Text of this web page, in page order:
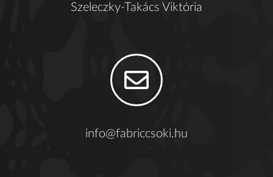
Szeleczky-Takács Viktória
info@fabriccsoki.hu